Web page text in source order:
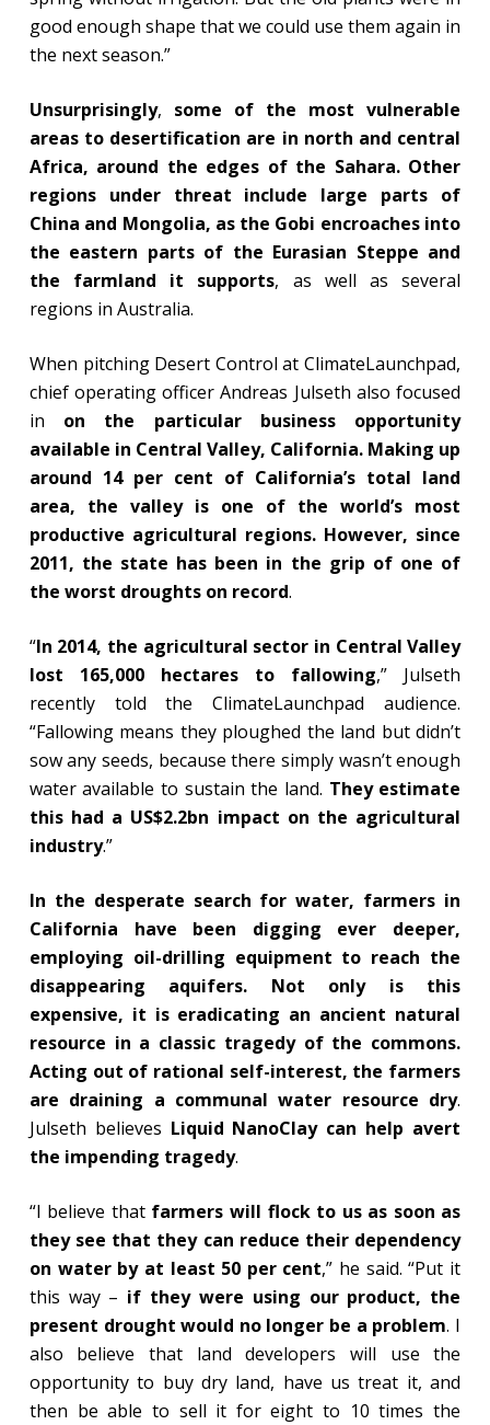
good enough shape that we could use them again in
the next season.”
Unsurprisingly, some of the most vulnerable
areas to desertification are in north and central
Africa, around the edges of the Sahara. Other
regions under threat include large parts of
China and Mongolia, as the Gobi encroaches into
the eastern parts of the Eurasian Steppe and
the farmland it supports, as well as several
regions in Australia.
When pitching Desert Control at ClimateLaunchpad,
chief operating officer Andreas Julseth also focused
in on the particular business opportunity
available in Central Valley, California. Making up
around 14 per cent of California’s total land
area, the valley is one of the world’s most
productive agricultural regions. However, since
2011, the state has been in the grip of one of
the worst droughts on record.
“In 2014, the agricultural sector in Central Valley
lost 165,000 hectares to fallowing,” Julseth
recently told the ClimateLaunchpad audience.
“Fallowing means they ploughed the land but didn’t
sow any seeds, because there simply wasn’t enough
water available to sustain the land. They estimate
this had a US$2.2bn impact on the agricultural
industry.”
In the desperate search for water, farmers in
California have been digging ever deeper,
employing oil-drilling equipment to reach the
disappearing aquifers. Not only is this
expensive, it is eradicating an ancient natural
resource in a classic tragedy of the commons.
Acting out of rational self-interest, the farmers
are draining a communal water resource dry.
Julseth believes Liquid NanoClay can help avert
the impending tragedy.
“I believe that farmers will flock to us as soon as
they see that they can reduce their dependency
on water by at least 50 per cent,” he said. “Put it
this way – if they were using our product, the
present drought would no longer be a problem. I
also believe that land developers will use the
opportunity to buy dry land, have us treat it, and
then be able to sell it for eight to 10 times the